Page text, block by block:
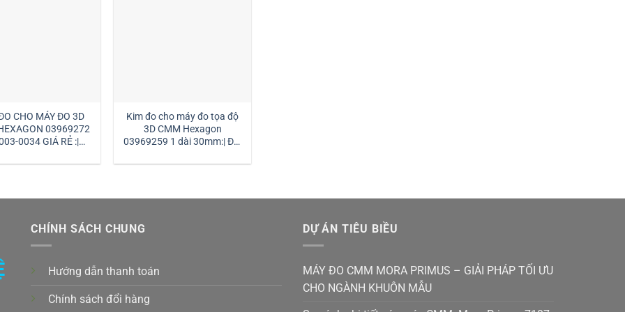
CHO MÁY ĐO 3D
03969272
0034 GIÁ RẺ :|
Kim đo cho máy đo tọa độ
3D CMM Hexagon
03969259 1 dài 30mm:| Đại
CHÍNH SÁCH CHUNG
Hướng dẫn thanh toán
Chính sách đổi hàng
DỰ ÁN TIÊU BIỀU
MÁY ĐO CMM MORA PRIMUS – GIẢI PHÁP TỐI ƯU
CHO NGÀNH KHUÔN MẪU